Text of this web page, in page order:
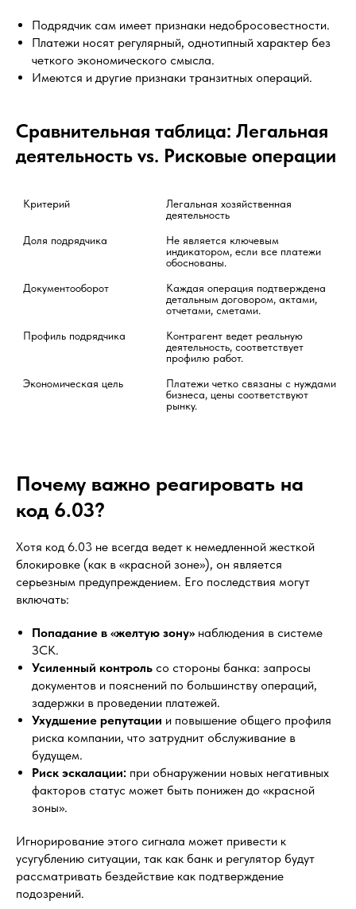
Подрядчик сам имеет признаки недобросовестности.
Платежи носят регулярный, однотипный характер без
четкого экономического смысла.
Имеются и другие признаки транзитных операций.
Сравнительная таблица: Легальная
деятельность vs. Рисковые операции
Критерий
Легальная хозяйственная
деятельность
Доля подрядчика
Не является ключевым
индикатором, если все платежи
обоснованы.
Документооборот
Каждая операция подтверждена
детальным договором, актами,
отчетами, сметами.
Профиль подрядчика
Контрагент ведет реальную
деятельность, соответствует
профилю работ.
Экономическая цель
Платежи четко связаны с нуждами
бизнеса, цены соответствуют
рынку.
Почему важно реагировать на
код 6.03?
Хотя код 6.03 не всегда ведет к немедленной жесткой
блокировке (как в «красной зоне»), он является
серьезным предупреждением. Его последствия могут
включать:
Попадание в «желтую зону» наблюдения в системе
ЗСК.
Усиленный контроль со стороны банка: запросы
документов и пояснений по большинству операций,
задержки в проведении платежей.
Ухудшение репутации и повышение общего профиля
риска компании, что затруднит обслуживание в
будущем.
Риск эскалации: при обнаружении новых негативных
факторов статус может быть понижен до «красной
зоны».
Игнорирование этого сигнала может привести к
усугублению ситуации, так как банк и регулятор будут
рассматривать бездействие как подтверждение
подозрений.